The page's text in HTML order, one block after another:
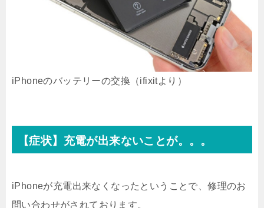
iPhoneのバッテリーの交換（ifixitより）
【症状】充電が出来ないことが。。。
iPhoneが充電出来なくなったということで、修理のお
問い合わせがされております。